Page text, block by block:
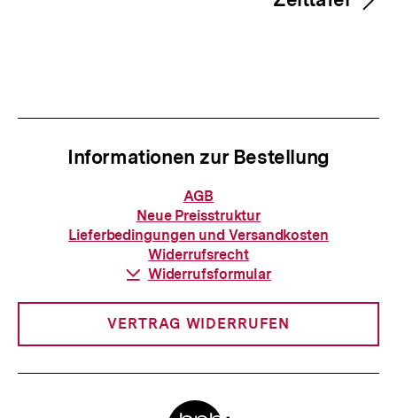
Informationen zur Bestellung
Informationen
zur
Bestellung
AGB
Neue Preisstruktur
Lieferbedingungen und Versandkosten
Widerrufsrecht
Download-
Widerrufsformular
VERTRAG WIDERRUFEN